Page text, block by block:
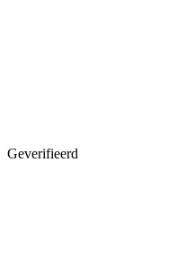
Geverifieerd